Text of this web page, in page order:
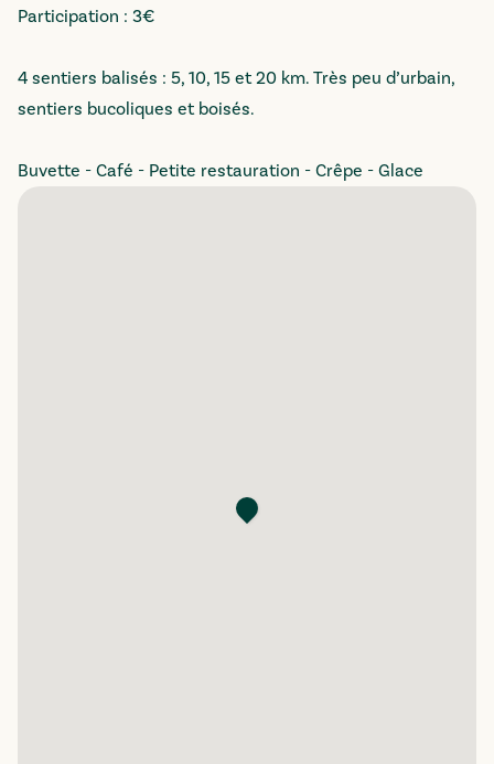
Participation : 3€
4 sentiers balisés : 5, 10, 15 et 20 km. Très peu d’urbain,
sentiers bucoliques et boisés.
Buvette - Café - Petite restauration - Crêpe - Glace